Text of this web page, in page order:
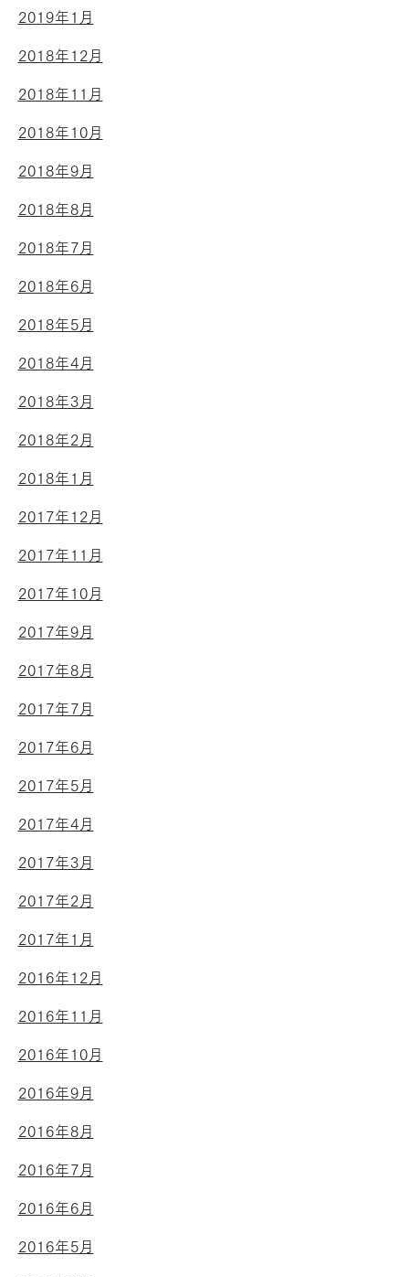
2019年1月
2018年12月
2018年11月
2018年10月
2018年9月
2018年8月
2018年7月
2018年6月
2018年5月
2018年4月
2018年3月
2018年2月
2018年1月
2017年12月
2017年11月
2017年10月
2017年9月
2017年8月
2017年7月
2017年6月
2017年5月
2017年4月
2017年3月
2017年2月
2017年1月
2016年12月
2016年11月
2016年10月
2016年9月
2016年8月
2016年7月
2016年6月
2016年5月